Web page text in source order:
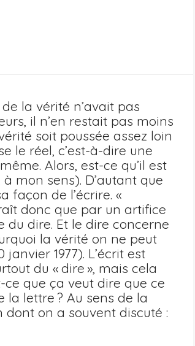
la vérité n’avait pas
il n’en restait pas moins
soit poussée assez loin
le réel, c’est-à-dire une
Alors, est-ce qu’il est
mon sens). D’autant que
façon de l’écrire. «
donc que par un artifice
du dire. Et le dire concerne
la vérité on ne peut
janvier 1977). L’écrit est
du « dire », mais cela
que ça veut dire que ce
la lettre ? Au sens de la
dont on a souvent discuté :